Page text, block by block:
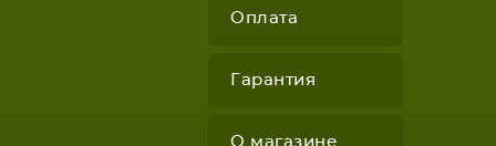
Оплата
Гарантия
О магазине